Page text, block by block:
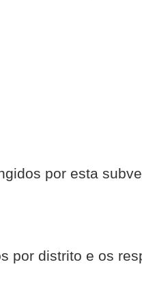
por esta
por distrito e os